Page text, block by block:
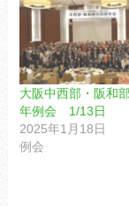
大阪中西部・阪和
年例会 1/13日
2025年1月18日
例会